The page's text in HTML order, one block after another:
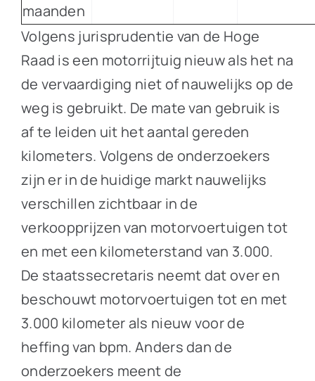
maanden
Volgens jurisprudentie van de Hoge
Raad is een motorrijtuig nieuw als het na
de vervaardiging niet of nauwelijks op de
weg is gebruikt. De mate van gebruik is
af te leiden uit het aantal gereden
kilometers. Volgens de onderzoekers
zijn er in de huidige markt nauwelijks
verschillen zichtbaar in de
verkoopprijzen van motorvoertuigen tot
en met een kilometerstand van 3.000.
De staatssecretaris neemt dat over en
beschouwt motorvoertuigen tot en met
3.000 kilometer als nieuw voor de
heffing van bpm. Anders dan de
onderzoekers meent de